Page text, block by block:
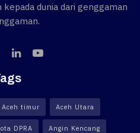
dunia dari genggaman
Aceh timur Aceh Utara
DPRA Angin Kencang